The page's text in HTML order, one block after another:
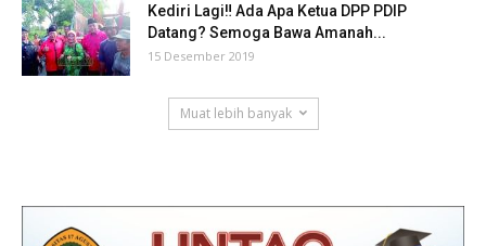
Kediri Lagi‼ Ada Apa Ketua DPP PDIP
Datang? Semoga Bawa Amanah...
15 Desember 2019
Muat lebih banyak